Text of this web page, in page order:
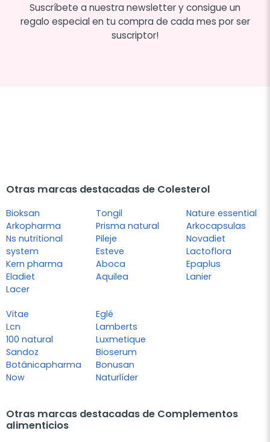
Suscríbete a nuestra newsletter y consigue un
regalo especial en tu compra de cada mes por ser
suscriptor!
Otras marcas destacadas de Colesterol
Bioksan
Arkopharma
Ns nutritional
system
Kern pharma
Eladiet
Lacer
Tongil
Prisma natural
Pileje
Esteve
Aboca
Aquilea
Nature essential
Arkocapsulas
Novadiet
Lactoflora
Epaplus
Lanier
Vitae
Lcn
100 natural
Sandoz
Botánicapharma
Now
Eglé
Lamberts
Luxmetique
Bioserum
Bonusan
Naturlíder
Otras marcas destacadas de Complementos
alimenticios